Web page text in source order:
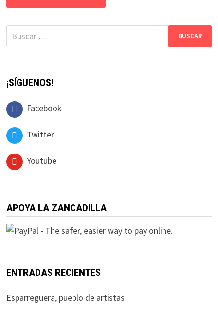
Buscar:
¡SÍGUENOS!
Facebook
Twitter
Youtube
APOYA LA ZANCADILLA
ENTRADAS RECIENTES
Esparreguera, pueblo de artistas